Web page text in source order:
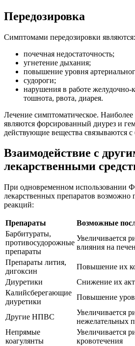
Передозировка
Симптомами передозировки являются:
почечная недостаточность;
угнетение дыхания;
повышение уровня
судороги;
нарушения в работе желудочно-
тошнота, рвота, диарея.
Лечение симптоматическое.
являются форсированный диурез и
действующие вещества связываются
Взаимодействие с
лекарственными
При одновременном использовании
лекарственных препаратов возможно
реакций:
Препараты
Возможные
Барбитураты,
противосудорожные
препараты
Увеличивается
влияния на
Препараты лития,
дигоксин
Повышение их
Диуретики
Снижение их
Калийсберегающие
диуретики
Повышение
Другие НПВС
Увеличивается
нежелательных
Непрямые
коагулянты
Увеличивается
кровотечения